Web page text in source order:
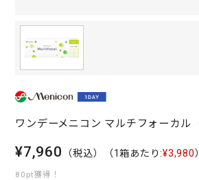
ワンデーメニコン マルチフォーカル
¥7,960 （税込） （1箱あたり:¥3,980）
80pt獲得！